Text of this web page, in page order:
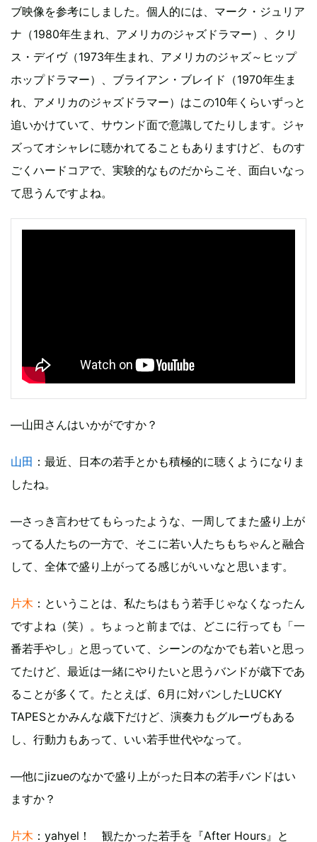
ブ映像を参考にしました。個人的には、マーク・ジュリア
ナ（1980年生まれ、アメリカのジャズドラマー）、クリ
ス・デイヴ（1973年生まれ、アメリカのジャズ～ヒップ
ホップドラマー）、ブライアン・ブレイド（1970年生ま
れ、アメリカのジャズドラマー）はこの10年くらいずっと
追いかけていて、サウンド面で意識してたりします。ジャ
ズってオシャレに聴かれてることもありますけど、ものす
ごくハードコアで、実験的なものだからこそ、面白いなっ
て思うんですよね。
―山田さんはいかがですか？
山田 ：最近、日本の若手とかも積極的に聴くようになりま
したね。
―さっき言わせてもらったような、一周してまた盛り上が
ってる人たちの一方で、そこに若い人たちもちゃんと融合
して、全体で盛り上がってる感じがいいなと思います。
片木 ：ということは、私たちはもう若手じゃなくなったん
ですよね（笑）。ちょっと前までは、どこに行っても「一
番若手やし」と思っていて、シーンのなかでも若いと思っ
てたけど、最近は一緒にやりたいと思うバンドが歳下であ
ることが多くて。たとえば、6月に対バンしたLUCKY
TAPESとかみんな歳下だけど、演奏力もグルーヴもある
し、行動力もあって、いい若手世代やなって。
―他にjizueのなかで盛り上がった日本の若手バンドはい
ますか？
片木 ：yahyel！ 観たかった若手を『After Hours』と